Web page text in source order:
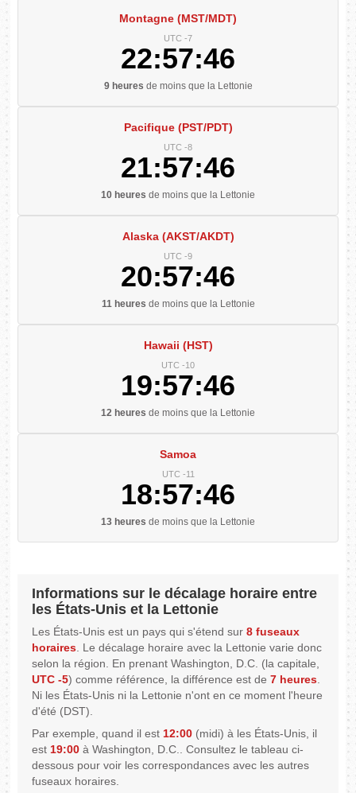
Montagne (MST/MDT)
UTC -7
22:57:47
9 heures de moins que la Lettonie
Pacifique (PST/PDT)
UTC -8
21:57:47
10 heures de moins que la Lettonie
Alaska (AKST/AKDT)
UTC -9
20:57:47
11 heures de moins que la Lettonie
Hawaii (HST)
UTC -10
19:57:47
12 heures de moins que la Lettonie
Samoa
UTC -11
18:57:47
13 heures de moins que la Lettonie
Informations sur le décalage horaire entre
les États-Unis et la Lettonie
Les États-Unis est un pays qui s'étend sur8 fuseaux
horaires. Le décalage horaire avec la Lettonie varie donc
selon la région. En prenant Washington, D.C. (la capitale,
UTC -5) comme référence, la différence est de7 heures.
Ni les États-Unis ni la Lettonie n'ont en ce moment l'heure
d'été (DST).
Par exemple, quand il est12:00 (midi) à les États-Unis, il
est19:00 à Washington, D.C.. Consultez le tableau ci-
dessous pour voir les correspondances avec les autres
fuseaux horaires.